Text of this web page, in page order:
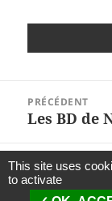
l’article
PRÉCÉDENT
Article
Les BD de
SUIVANT
Article
Nouvelle
This site uses
to activate